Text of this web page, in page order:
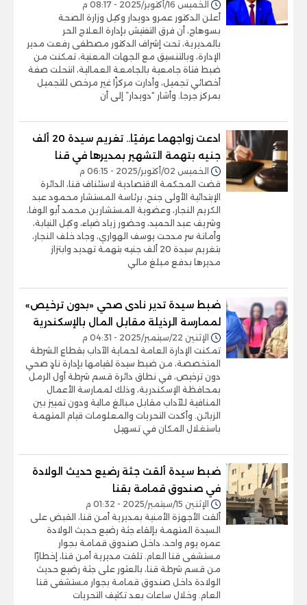
الخميس 16/أكتوبر/2025 - 08:17 م
أعلن الدكتور عمرو دويدار وكيل وزارة الصحة
بسوهاج، أن فرق التفتيش بإدارة العلاج الحر
بالمديرية، تحت إشراف الدكتور مصطفى رفعت مدير
الإدارة، وبالتنسيق مع الجهات المعنية، تمكنت من
ضبط فتاة جامعية بالجامعة العمالية، انتحلت صفة
أخصائي تجميل، وأدارت مركزًا غير مرخص للتجميل
بمركز جرجا. وأشار “دويدار” إلى أن
ادعت زواجهما عرفيًا.. تغريم سيدة 20 ألف
جنيه بتهمة التشهير بمديرها في قنا
الخميس 02/أكتوبر/2025 - 06:15 م
قضت المحكمة الاقتصادية لاستئناف قنا، الدائرة
الإبتدائية الأولى جنح، برئاسة المستشار محمود عبد
الكريم النجار، وعضوية المستشارين محمد أبو الوفا،
وشريف عبد الحميد، وحضور زياد ضياء، وكيل النيابة،
وأمانة سر مدحت يوسف الهواري، وجاد خلف النجار،
بتغريم سيدة 20 ألف جنيه بتهمة تهديد وابتزاز
مديرها بدفع مبلغ مالي
ضبط سيدة تدير نادى صحي «بدون ترخيص»
لممارسة الرذيلة مقابل المال بالإسكندرية
الإثنين 22/سبتمبر/2025 - 04:31 م
تمكنت الإدارة العامة لحماية الآداب بقطاع الشرطة
المتخصصة، من ضبط سيدة لقيامها بإدارة نادٍ صحي
دون ترخيص، في نطاق دائرة قسم شرطة أول الرمل
بمحافظة الإسكندرية، وذلك لممارسة الأعمال
المنافية للآداب مقابل مبالغ مالية ودون تمييز بين
الزبائن. وأكدت التحريات والمعلومات قيام المتهمة
باستغلال المكان في تسهيل
ضبط سيدة ألقت جثة رضيع حديث الولادة
في صندوق قمامة بقنا
الإثنين 15/سبتمبر/2025 - 01:32 م
ألقت الأجهزة الأمنية بمديرية أمن قنا، القبض على
السيدة المتهمة بإلقاء جثة رضيع حديث الولادة
عمره يوم واحد، داخل صندوق قمامة بجوار
مستشفى قنا العام. تلقت مديرية أمن قنا، إخطارًا
من قسم شرطة قنا، بالعثور على جثة رضيع حديث
الولادة داخل صندوق قمامة بجوار مستشفى قنا
العام. وخلال ساعات بعد تكثيف التحريات